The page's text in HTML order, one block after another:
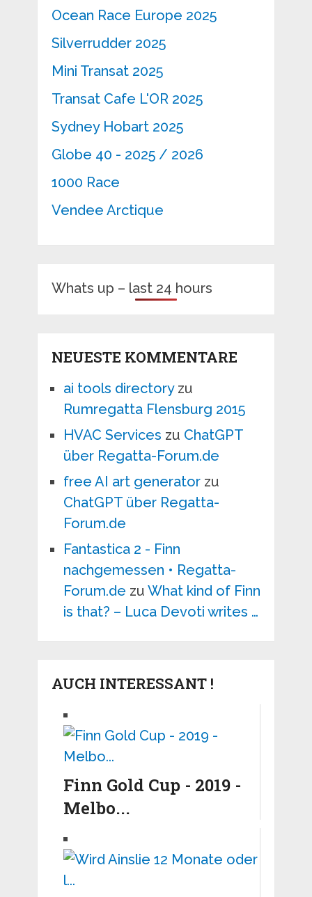
Ocean Race Europe 2025
Silverrudder 2025
Mini Transat 2025
Transat Cafe L'OR 2025
Sydney Hobart 2025
Globe 40 - 2025 / 2026
1000 Race
Vendee Arctique
Whats up – last 24 hours
NEUESTE KOMMENTARE
ai tools directoryzu
Rumregatta Flensburg 2015
HVAC Services zu ChatGPT
über Regatta-Forum.de
free AI art generatorzu
ChatGPT über Regatta-
Forum.de
Fantastica 2 - Finn
nachgemessen • Regatta-
Forum.de zu What kind of Finn
is that? – Luca Devoti writes …
AUCH INTERESSANT !
Finn Gold Cup - 2019 -
Melbo...